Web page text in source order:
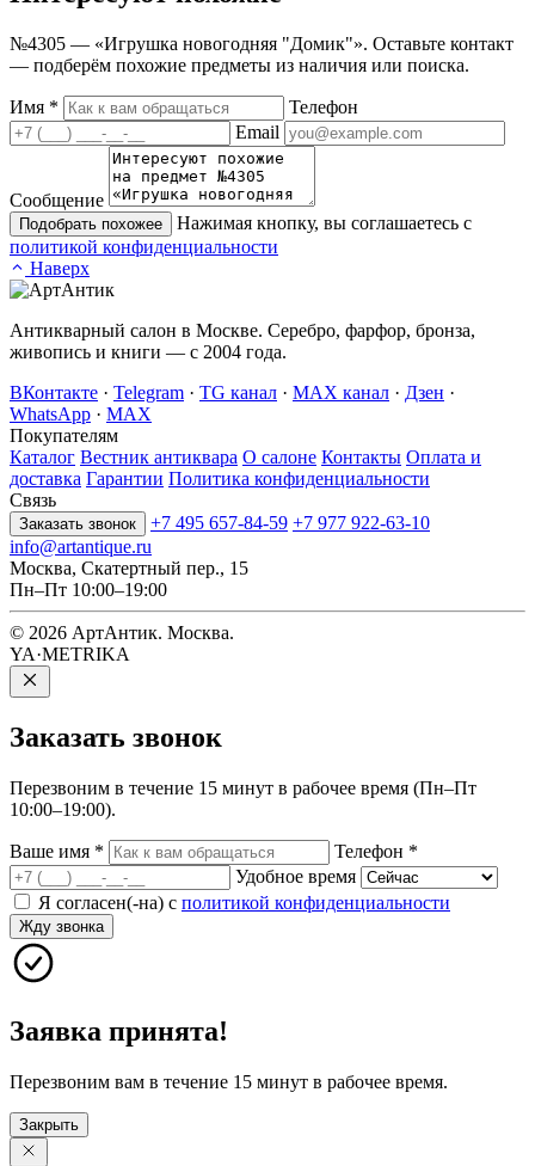
№4305 — «Игрушка новогодняя "Домик"». Оставьте контакт
— подберём похожие предметы из наличия или поиска.
Имя *
Телефон
Email
Сообщение
Подобрать похожее
Нажимая кнопку, вы соглашаетесь с
политикой конфиденциальности
Наверх
Антикварный салон в Москве. Серебро, фарфор, бронза,
живопись и книги — с 2004 года.
ВКонтакте · Telegram · TG канал · MAX канал · Дзен ·
WhatsApp · MAX
Покупателям
Каталог Вестник антиквара О салоне Контакты Оплата и
доставка Гарантии Политика конфиденциальности
Связь
Заказать звонок +7 495 657-84-59 +7 977 922-63-10
info@artantique.ru
Москва, Скатертный пер., 15
Пн–Пт 10:00–19:00
© 2026 АртАнтик. Москва.
YA·METRIKA
Заказать звонок
Перезвоним в течение 15 минут в рабочее время (Пн–Пт
10:00–19:00).
Ваше имя * Телефон *
Удобное время
Я согласен(-на) с политикой конфиденциальности
Жду звонка
Заявка принята!
Перезвоним вам в течение 15 минут в рабочее время.
Закрыть